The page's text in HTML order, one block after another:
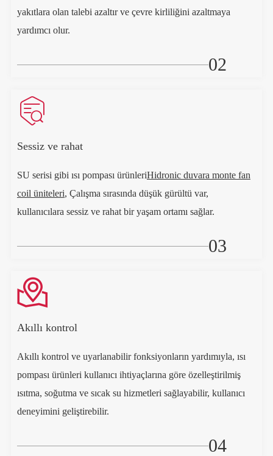
yakıtlara olan talebi azaltır ve çevre kirliliğini azaltmaya
yardımcı olur.
02

Sessiz ve rahat
SU serisi gibi ısı pompası ürünleriHidronic duvara monte fan
coil üniteleri, Çalışma sırasında düşük gürültü var,
kullanıcılara sessiz ve rahat bir yaşam ortamı sağlar.
03

Akıllı kontrol
Akıllı kontrol ve uyarlanabilir fonksiyonların yardımıyla, ısı
pompası ürünleri kullanıcı ihtiyaçlarına göre özelleştirilmiş
ısıtma, soğutma ve sıcak su hizmetleri sağlayabilir, kullanıcı
deneyimini geliştirebilir.
04